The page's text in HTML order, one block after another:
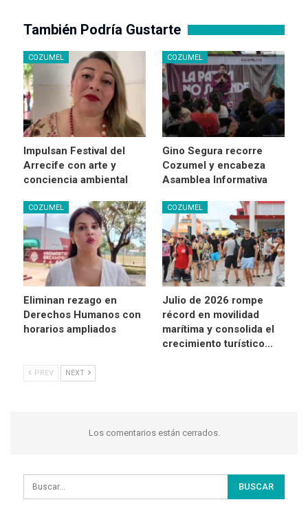
También Podría Gustarte
COZUMEL
Impulsan Festival del
Arrecife con arte y
conciencia ambiental
COZUMEL
Gino Segura recorre
Cozumel y encabeza
Asamblea Informativa
COZUMEL
Eliminan rezago en
Derechos Humanos con
horarios ampliados
COZUMEL
Julio de 2026 rompe
récord en movilidad
marítima y consolida el
crecimiento turístico…
PREV NEXT
Los comentarios están cerrados.